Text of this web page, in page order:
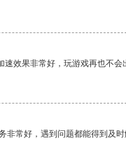
速效果非常好，玩游戏再也不
非常好，遇到问题都能得到及时